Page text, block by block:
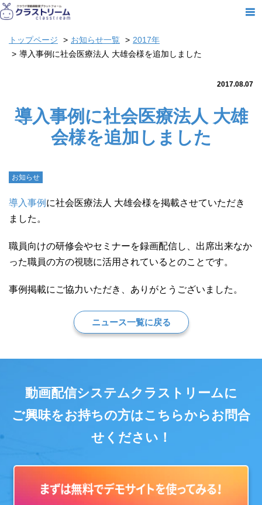
トップページ お知らせ一覧
2017年
導入事例に社会医療法人 大雄会様を追加しました
2017.08.07
導入事例に社会医療法人 大雄
会様を追加しました
お知らせ
導入事例 に社会医療法人 大雄会様を掲載させていただき
ました。
職員向けの研修会やセミナーを録画配信し、出席出来なか
った職員の方の視聴に活用されているとのことです。
事例掲載にご協力いただき、ありがとうございました。
ニュース一覧に戻る
動画配信システムクラストリームに
ご興味をお持ちの方はこちらからお問合
せください！